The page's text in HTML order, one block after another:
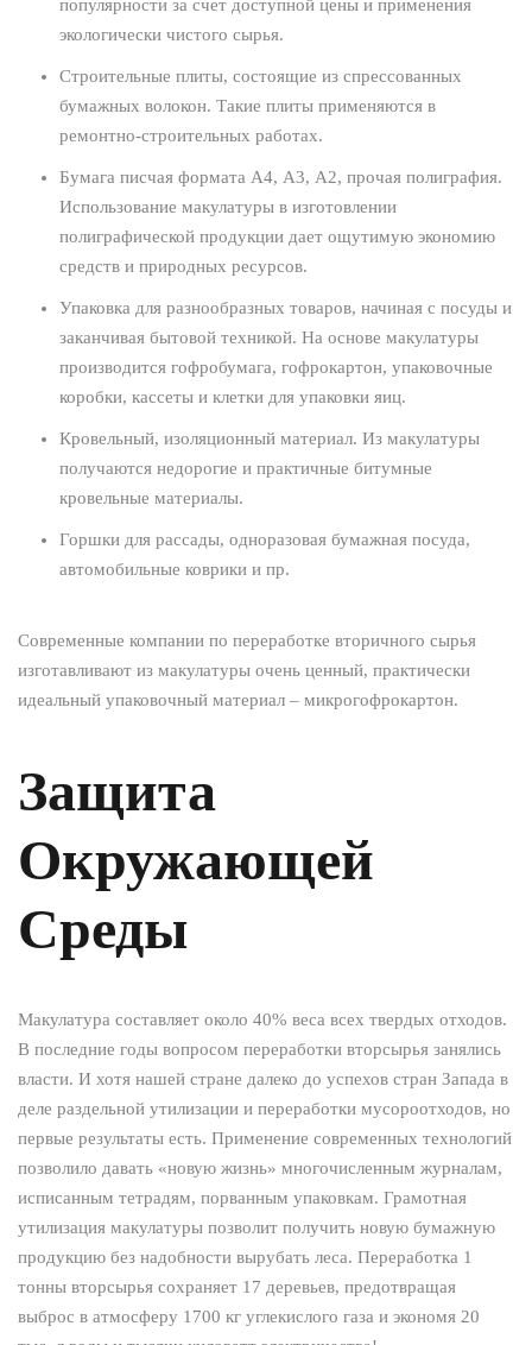
популярности за счет доступной цены и применения
экологически чистого сырья.
Строительные плиты, состоящие из спрессованных
бумажных волокон. Такие плиты применяются в
ремонтно-строительных работах.
Бумага писчая формата А4, А3, А2, прочая полиграфия.
Использование макулатуры в изготовлении
полиграфической продукции дает ощутимую экономию
средств и природных ресурсов.
Упаковка для разнообразных товаров, начиная с посуды и
заканчивая бытовой техникой. На основе макулатуры
производится гофробумага, гофрокартон, упаковочные
коробки, кассеты и клетки для упаковки яиц.
Кровельный, изоляционный материал. Из макулатуры
получаются недорогие и практичные битумные
кровельные материалы.
Горшки для рассады, одноразовая бумажная посуда,
автомобильные коврики и пр.
Современные компании по переработке вторичного сырья
изготавливают из макулатуры очень ценный, практически
идеальный упаковочный материал – микрогофрокартон.
Защита
Окружающей
Среды
Макулатура составляет около 40% веса всех твердых отходов.
В последние годы вопросом переработки вторсырья занялись
власти. И хотя нашей стране далеко до успехов стран Запада в
деле раздельной утилизации и переработки мусороотходов, но
первые результаты есть. Применение современных технологий
позволило давать «новую жизнь» многочисленным журналам,
исписанным тетрадям, порванным упаковкам. Грамотная
утилизация макулатуры позволит получить новую бумажную
продукцию без надобности вырубать леса. Переработка 1
тонны вторсырья сохраняет 17 деревьев, предотвращая
выброс в атмосферу 1700 кг углекислого газа и экономя 20